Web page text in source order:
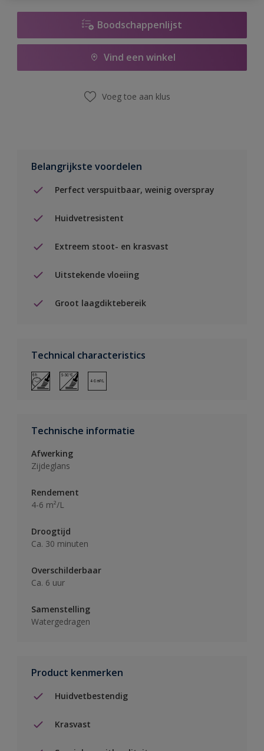
Boodschappenlijst
Vind een winkel
Voeg toe aan klus
Belangrijkste voordelen
Perfect verspuitbaar, weinig overspray
Huidvetresistent
Extreem stoot- en krasvast
Uitstekende vloeiing
Groot laagdiktebereik
Technical characteristics
Technische informatie
Afwerking
Zijdeglans
Rendement
4-6 m²/L
Droogtijd
Ca. 30 minuten
Overschilderbaar
Ca. 6 uur
Samenstelling
Watergedragen
Product kenmerken
Huidvetbestendig
Krasvast